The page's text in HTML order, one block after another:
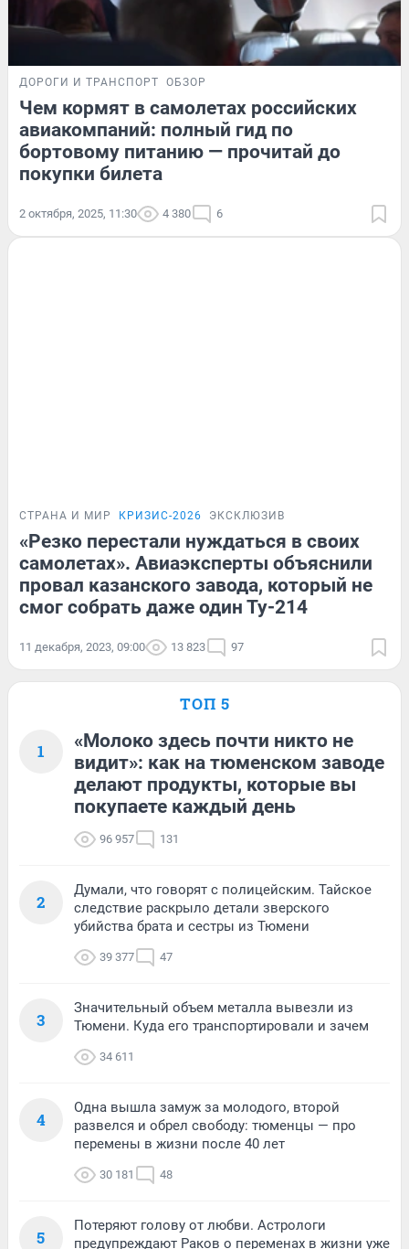
ДОРОГИ И ТРАНСПОРТ ОБЗОР
Чем кормят в самолетах российских
авиакомпаний: полный гид по
бортовому питанию — прочитай до
покупки билета
2 октября, 2025, 11:30 4 380 6
СТРАНА И МИР КРИЗИС-2026 ЭКСКЛЮЗИВ
«Резко перестали нуждаться в своих
самолетах». Авиаэксперты объяснили
провал казанского завода, который не
смог собрать даже один Ту-214
11 декабря, 2023, 09:00 13 823 97
ТОП 5
1
«Молоко здесь почти никто не
видит»: как на тюменском заводе
делают продукты, которые вы
покупаете каждый день
96 957 131
2
Думали, что говорят с полицейским. Тайское
следствие раскрыло детали зверского
убийства брата и сестры из Тюмени
39 377 47
3
Значительный объем металла вывезли из
Тюмени. Куда его транспортировали и зачем
34 611
4
Одна вышла замуж за молодого, второй
развелся и обрел свободу: тюменцы — про
перемены в жизни после 40 лет
30 181 48
5
Потеряют голову от любви. Астрологи
предупреждают Раков о переменах в жизни уже